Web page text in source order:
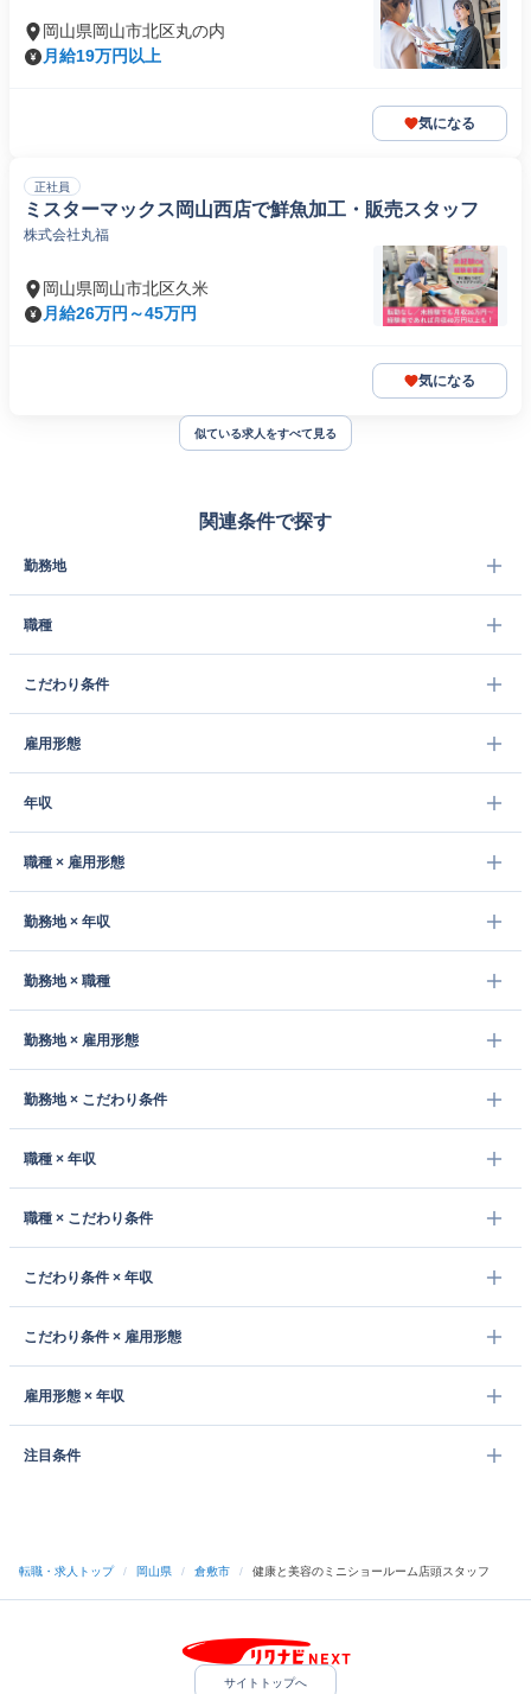
岡山県岡山市北区丸の内
月給19万円以上
気になる
正社員
ミスターマックス岡山西店で鮮魚加工・販売スタッフ
株式会社丸福
岡山県岡山市北区久米
月給26万円～45万円
気になる
似ている求人をすべて見る
関連条件で探す
勤務地
職種
こだわり条件
雇用形態
年収
職種 × 雇用形態
勤務地 × 年収
勤務地 × 職種
勤務地 × 雇用形態
勤務地 × こだわり条件
職種 × 年収
職種 × こだわり条件
こだわり条件 × 年収
こだわり条件 × 雇用形態
雇用形態 × 年収
注目条件
転職・求人トップ / 岡山県 / 倉敷市 / 健康と美容のミニショールーム店頭スタッフ
サイトトップへ